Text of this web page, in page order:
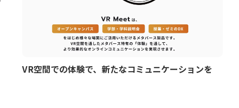
VR空間での体験で、新たなコミュニケーションを